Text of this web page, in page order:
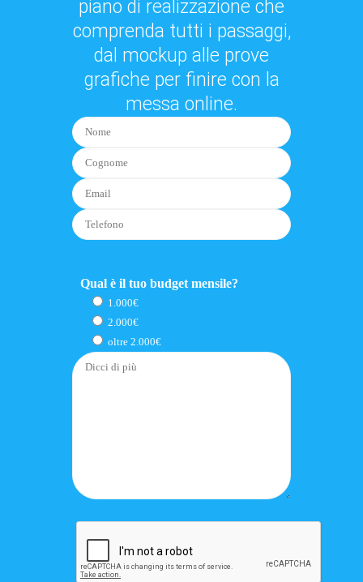
piano di realizzazione che
comprenda tutti i passaggi,
dal mockup alle prove
grafiche per finire con la
messa online.
Qual è il tuo budget mensile?
1.000€
2.000€
oltre 2.000€